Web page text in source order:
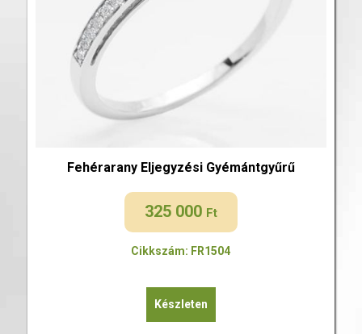
Fehérarany Eljegyzési Gyémántgyűrű
325 000 Ft
Cikkszám: FR1504
Készleten